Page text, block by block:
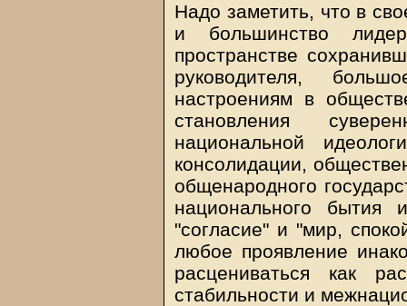
Надо заметить, что в
и большинство
пространстве
руководителя,
настроениям в
становления
национальной
консолидации,
общенародного
национального бытия
"согласие" и "мир,
любое проявление
расцениваться как
стабильности и